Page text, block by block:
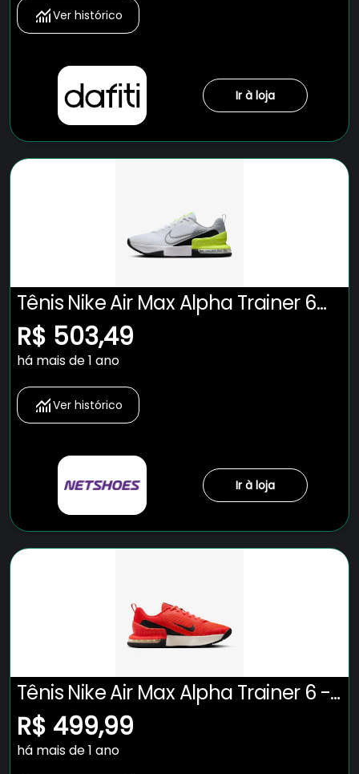
Ver histórico
Ir à loja
Tênis Nike Air Max Alpha Trainer 6
Masculino
R$ 503,49
há mais de 1 ano
Ver histórico
Ir à loja
Tênis Nike Air Max Alpha Trainer 6 -
Masculino
R$ 499,99
há mais de 1 ano